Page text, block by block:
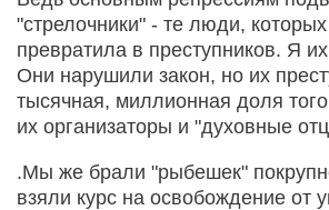
"стрелочники" - те люди,
превратила в преступников. Я
Они нарушили закон, но их
тысячная, миллионная доля
их организаторы и "духовные
.Мы же брали "рыбешек"
взяли курс на освобождение от